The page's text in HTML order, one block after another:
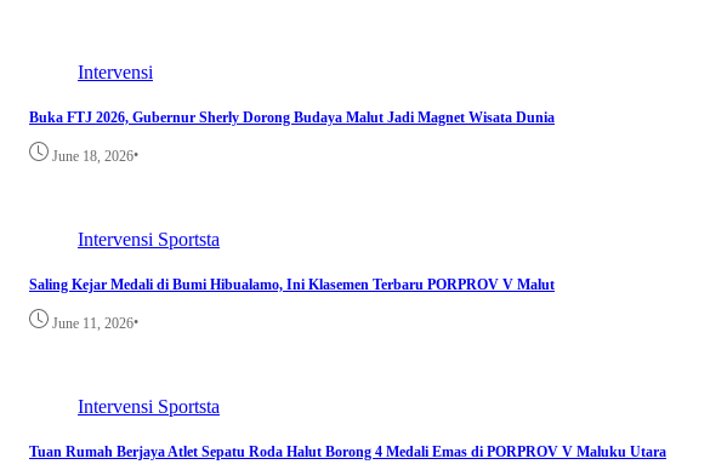
Intervensi
Buka FTJ 2026, Gubernur Sherly Dorong Budaya Malut Jadi Magnet Wisata Dunia
June 18, 2026•
Intervensi Sportsta
Saling Kejar Medali di Bumi Hibualamo, Ini Klasemen Terbaru PORPROV V Malut
June 11, 2026•
Intervensi Sportsta
Tuan Rumah Berjaya Atlet Sepatu Roda Halut Borong 4 Medali Emas di PORPROV V Maluku Utara